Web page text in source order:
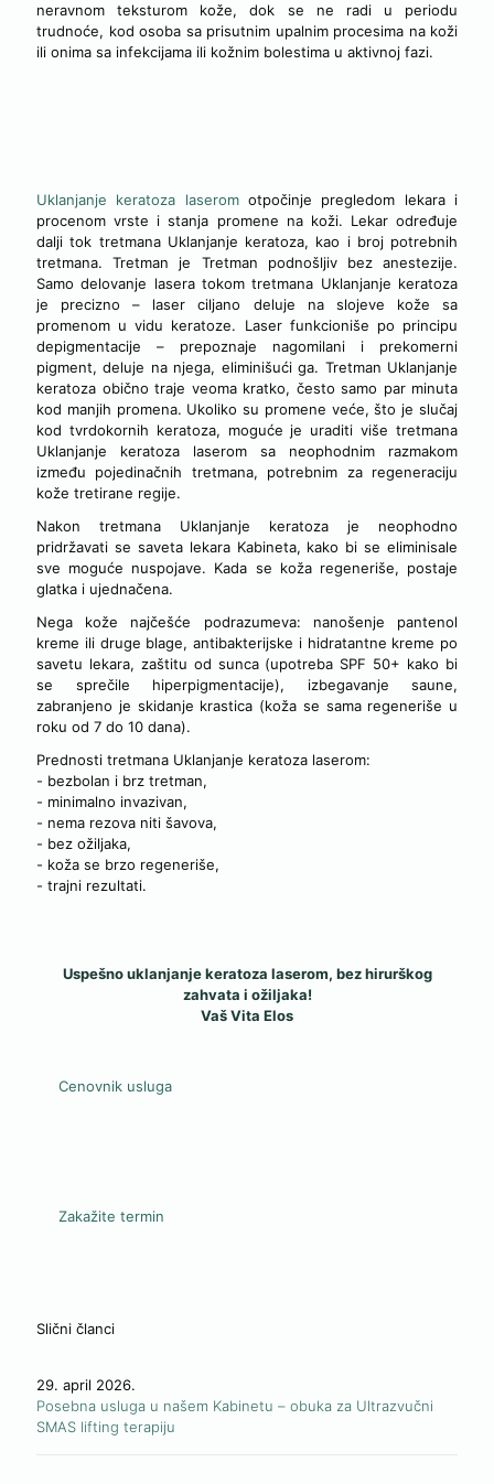
neravnom teksturom kože, dok se ne radi u periodu
trudnoće, kod osoba sa prisutnim upalnim procesima na koži
ili onima sa infekcijama ili kožnim bolestima u aktivnoj fazi.
Uklanjanje keratoza laseromotpočinje pregledom lekara i
procenom vrste i stanja promene na koži. Lekar određuje
dalji tok tretmana Uklanjanje keratoza, kao i broj potrebnih
tretmana. Tretman je Tretman podnošljiv bez anestezije.
Samo delovanje lasera tokom tretmana Uklanjanje keratoza
je precizno – laser ciljano deluje na slojeve kože sa
promenom u vidu keratoze. Laser funkcioniše po principu
depigmentacije – prepoznaje nagomilani i prekomerni
pigment, deluje na njega, eliminišući ga. Tretman Uklanjanje
keratoza obično traje veoma kratko, često samo par minuta
kod manjih promena. Ukoliko su promene veće, što je slučaj
kod tvrdokornih keratoza, moguće je uraditi više tretmana
Uklanjanje keratoza laserom sa neophodnim razmakom
između pojedinačnih tretmana, potrebnim za regeneraciju
kože tretirane regije.
Nakon tretmana Uklanjanje keratoza je neophodno
pridržavati se saveta lekara Kabineta, kako bi se eliminisale
sve moguće nuspojave. Kada se koža regeneriše, postaje
glatka i ujednačena.
Nega kože najčešće podrazumeva: nanošenje pantenol
kreme ili druge blage, antibakterijske i hidratantne kreme po
savetu lekara, zaštitu od sunca (upotreba SPF 50+ kako bi
se sprečile hiperpigmentacije), izbegavanje saune,
zabranjeno je skidanje krastica (koža se sama regeneriše u
roku od 7 do 10 dana).
Prednosti tretmana Uklanjanje keratoza laserom:
- bezbolan i brz tretman,
- minimalno invazivan,
- nema rezova niti šavova,
- bez ožiljaka,
- koža se brzo regeneriše,
- trajni rezultati.
Uspešno uklanjanje keratoza laserom, bez hirurškog
zahvata i ožiljaka!
Vaš Vita Elos
Cenovnik usluga
Zakažite termin
Slični članci
29. april 2026.
Posebna usluga u našem Kabinetu – obuka za Ultrazvučni
SMAS lifting terapiju